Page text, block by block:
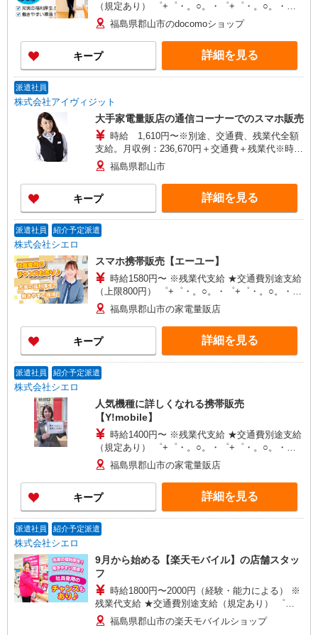
（規定あり） ゜+゜・。○。・゜+゜・。○。・゜
+゜ 入社祝い金10万円支給(規定有) お友達を紹介
頂くと, インセンティブ支給(規定有) ★月2回払
い・週払い可能（規程有）★ ゜・。○。・゜
+゜・。○。・゜+゜
福島県郡山市のdocomoショップ
キープ 詳細を見る
派遣社員
株式会社アイヴィジット
大手家電量販店の通信コーナーでのスマホ販売
時給 1,610円〜※別途、交通費、残業代全額
支給。月収例：236,670円＋交通費＋残業代※時給
1,610円×1日7時間勤務×21日計算の場合
福島県郡山市
キープ 詳細を見る
派遣社員 紹介予定派遣
株式会社シエロ
スマホ携帯販売【エーユー】
時給1580円〜 ※残業代支給 ★交通費別途支給
（上限800円） ゜+゜・。○。・゜+゜・。○。・゜
+゜ 入社祝い金10万円支給(規定有) お友達を紹介
頂くと, インセンティブ支給(規定有) ★月2回払
い・週払い可能（規程有）★ ゜・。○。・゜
+゜・。○。・゜+゜
福島県郡山市の家電量販店
キープ 詳細を見る
派遣社員 紹介予定派遣
株式会社シエロ
人気機種に詳しくなれる携帯販売
【Y!mobile】
時給1400円〜 ※残業代支給 ★交通費別途支給
（規定あり） ゜+゜・。○。・゜+゜・。○。・゜
+゜ 入社祝い金10万円支給(規定有) お友達を紹介
頂くと, インセンティブ支給(規定有) ★月2回払
い・週払い可能（規程有）★ ゜・。○。・゜
+゜・。○。・゜+゜
福島県郡山市の家電量販店
キープ 詳細を見る
派遣社員 紹介予定派遣
株式会社シエロ
9月から始める【楽天モバイル】の店舗スタッ
フ
時給1800円〜2000円（経験・能力による） ※
残業代支給 ★交通費別途支給（規定あり） ゜
+゜・。○。・゜+゜・。○。・゜+゜ 入社祝い金10
万円支給(規定有) お友達を紹介頂くと, インセンテ
福島県郡山市の楽天モバイルショップ